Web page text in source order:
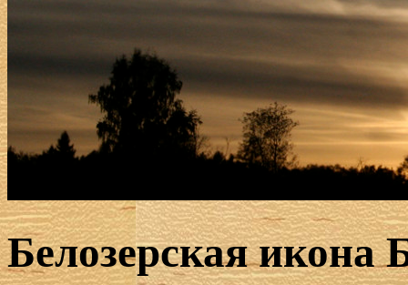
Белозерская